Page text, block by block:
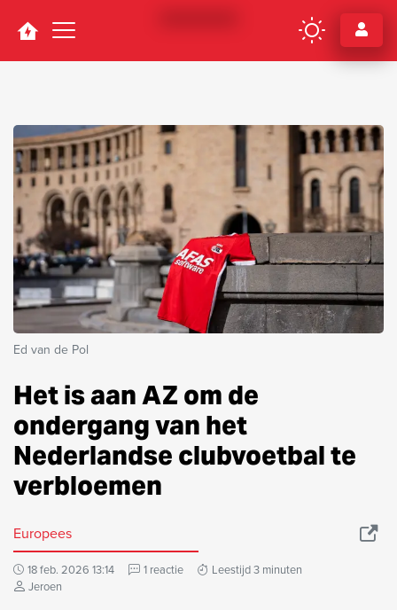
Navigation
Ed van de Pol
Het is aan AZ om de
ondergang van het
Nederlandse clubvoetbal te
verbloemen
Europees
18 feb. 2026 13:14 1 reactie
Leestijd 3 minuten
Jeroen